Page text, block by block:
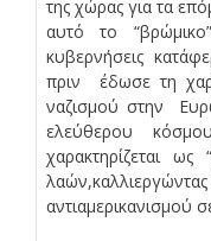
της χώρας για τα
αυτό το
κυβερνήσεις
πριν έδωσε τη
ναζισμού στην
ελεύθερου
χαρακτηρίζεται ως
αντιαμερικανισμού